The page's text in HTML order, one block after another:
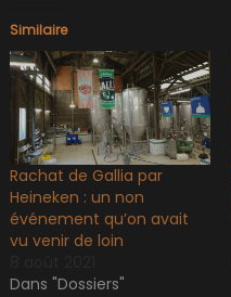
Similaire
Rachat de Gallia par
Heineken : un non
événement qu’on avait
vu venir de loin
Dans "Dossiers"